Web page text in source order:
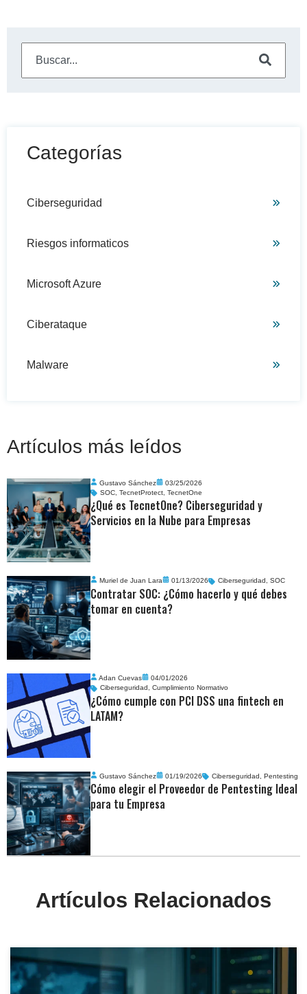
Categorías
Ciberseguridad
Riesgos informaticos
Microsoft Azure
Ciberataque
Malware
Artículos más leídos
Gustavo Sánchez
03/25/2026
SOC,TecnetProtect,TecnetOne
¿Qué es TecnetOne? Ciberseguridad y
Servicios en la Nube para Empresas
Muriel de Juan Lara 01/13/2026 Ciberseguridad ,SOC
Contratar SOC: ¿Cómo hacerlo y qué debes
tomar en cuenta?
Adan Cuevas
04/01/2026
Ciberseguridad ,Cumplimiento Normativo
¿Cómo cumple con PCI DSS una fintech en
LATAM?
Gustavo Sánchez 01/19/2026 Ciberseguridad ,Pentesting
Cómo elegir el Proveedor de Pentesting Ideal
para tu Empresa
Artículos Relacionados